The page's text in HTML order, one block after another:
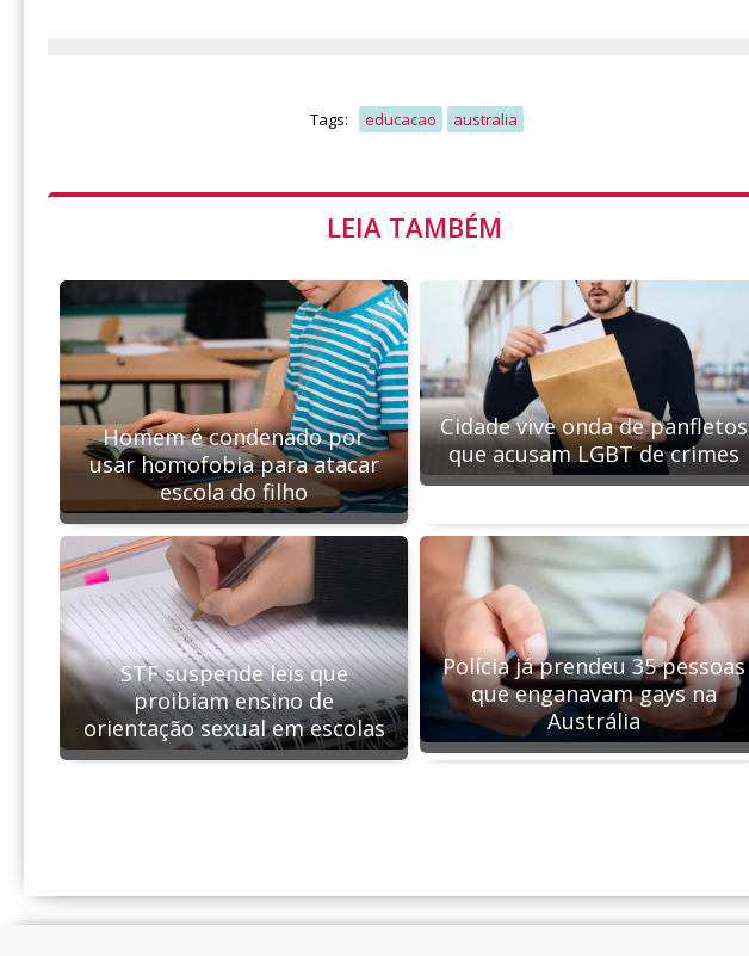
Tags: educacao australia
LEIA TAMBÉM
Homem é condenado por
usar homofobia para atacar
escola do filho
Cidade vive onda de panfletos
que acusam LGBT de crimes
STF suspende leis que
proibiam ensino de
orientação sexual em escolas
Polícia já prendeu 35 pessoas
que enganavam gays na
Austrália